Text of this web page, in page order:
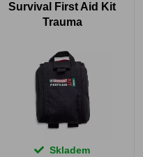
Survival First Aid Kit
Trauma
Skladem